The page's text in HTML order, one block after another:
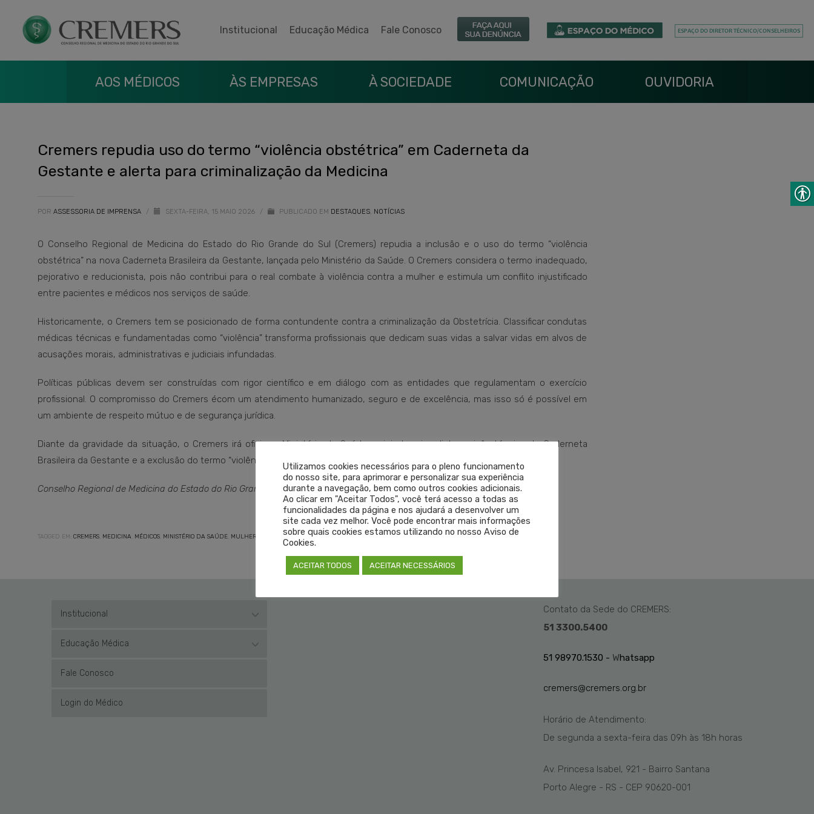
Institucional Educação Médica Fale Conosco
AOS MÉDICOS ÀS EMPRESAS À SOCIEDADE COMUNICAÇÃO OUVIDORIA
Cremers repudia uso do termo “violência obstétrica” em Caderneta da
Gestante e alerta para criminalização da Medicina
POR ASSESSORIA DE IMPRENSA / SEXTA-FEIRA, 15 MAIO 2026 / PUBLICADO EM DESTAQUES, NOTÍCIAS
O Conselho Regional de Medicina do Estado do Rio Grande do Sul (Cremers) repudia a inclusão e o uso do termo “violência
obstétrica” na nova Caderneta Brasileira da Gestante, lançada pelo Ministério da Saúde. O Cremers considera o termo inadequado,
pejorativo e reducionista, pois não contribui para o real combate à violência contra a mulher e estimula um conflito injustificado
entre pacientes e médicos nos serviços de saúde.
Historicamente, o Cremers tem se posicionado de forma contundente contra a criminalização da Obstetrícia. Classificar condutas
médicas técnicas e fundamentadas como “violência” transforma profissionais que dedicam suas vidas a salvar vidas em alvos de
acusações morais, administrativas e judiciais infundadas.
Políticas públicas devem ser construídas com rigor científico e em diálogo com as entidades que regulamentam o exercício
profissional. O compromisso do Cremers écom um atendimento humanizado, seguro e de excelência, mas isso só é possível em
um ambiente de respeito mútuo e de segurança jurídica.
Diante da gravidade da situação, o Cremers irá oficiar o Ministério da Saúde, exigindo a imediata revisão técnica da Caderneta
Brasileira da Gestante e a exclusão do termo “violência obstétrica” do documento.
Conselho Regional de Medicina do Estado do Rio Grande do Sul (Cremers)
TAGGED EM: CREMERS MEDICINA MÉDICOS MINISTÉRIO DA SAÚDE MULHER VIOLÊNCIA OBSTÉTRICA
Institucional
Educação Médica
Fale Conosco
Login do Médico
Contato da Sede do CREMERS:
51 3300.5400
51 98970.1530 - Whatsapp
cremers@cremers.org.br
Horário de Atendimento:
De segunda a sexta-feira das 09h às 18h horas
Av. Princesa Isabel, 921 - Bairro Santana
Porto Alegre - RS - CEP 90620-001
Utilizamos cookies necessários para o pleno funcionamento
do nosso site, para aprimorar e personalizar sua experiência
durante a navegação, bem como outros cookies adicionais.
Ao clicar em "Aceitar Todos", você terá acesso a todas as
funcionalidades da página e nos ajudará a desenvolver um
site cada vez melhor. Você pode encontrar mais informações
sobre quais cookies estamos utilizando no nosso Aviso de
Cookies.
ACEITAR TODOS ACEITAR NECESSÁRIOS